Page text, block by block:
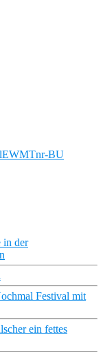
BU
in der
Festival mit
ein fettes